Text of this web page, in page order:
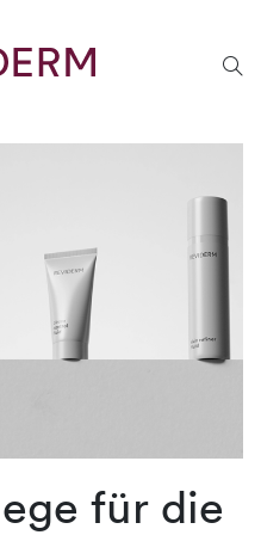
für die